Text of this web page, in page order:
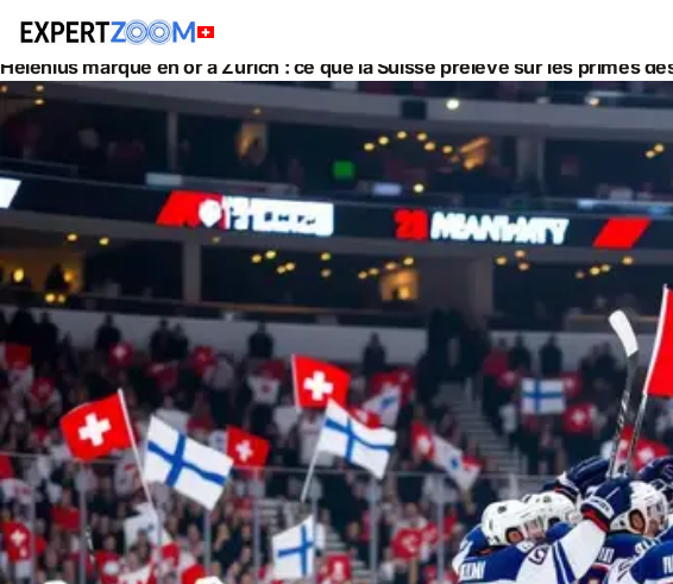
Actualités Juridique
Helenius marque en or à Zurich : ce que la Suisse prélève sur les primes